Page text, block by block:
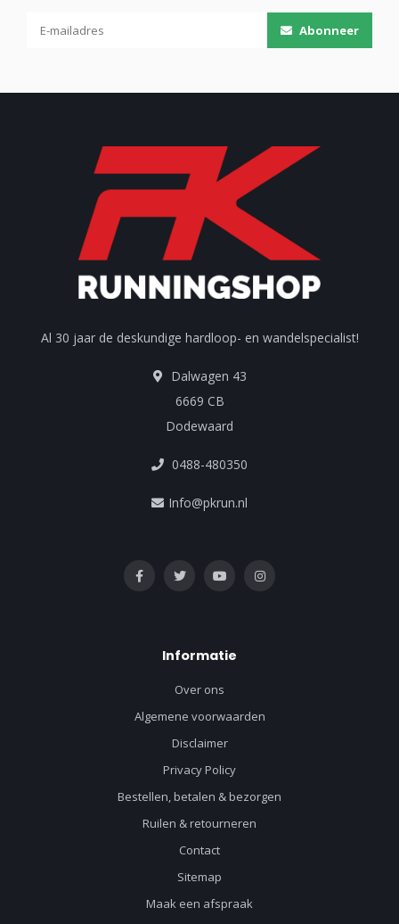
Abonneer
Al 30 jaar de deskundige hardloop- en wandelspecialist!
Dalwagen 43
6669 CB
Dodewaard
0488-480350
Info@pkrun.nl
Informatie
Over ons
Algemene voorwaarden
Disclaimer
Privacy Policy
Bestellen, betalen & bezorgen
Ruilen & retourneren
Contact
Sitemap
Maak een afspraak